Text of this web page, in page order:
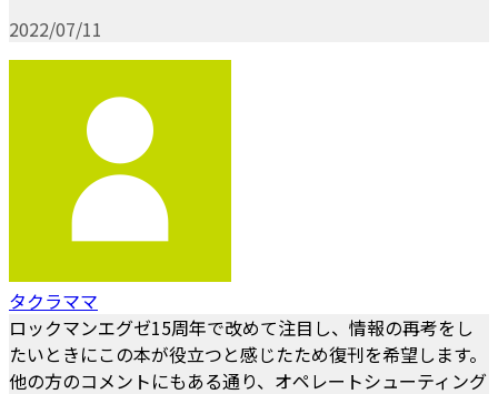
2022/07/11
タクラママ
ロックマンエグゼ15周年で改めて注目し、情報の再考をし
たいときにこの本が役立つと感じたため復刊を希望します。
他の方のコメントにもある通り、オペレートシューティング